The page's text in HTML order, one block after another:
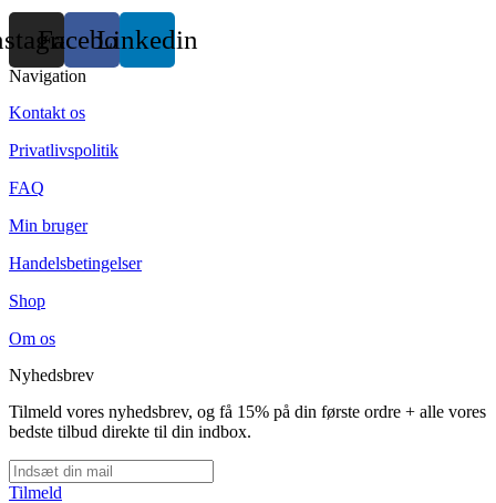
FacebookLinkedin
Navigation
Kontakt os
Privatlivspolitik
FAQ
Min bruger
Handelsbetingelser
Shop
Om os
Nyhedsbrev
Tilmeld vores nyhedsbrev, og få 15% på din første ordre + alle vores
bedste tilbud direkte til din indbox.
Tilmeld